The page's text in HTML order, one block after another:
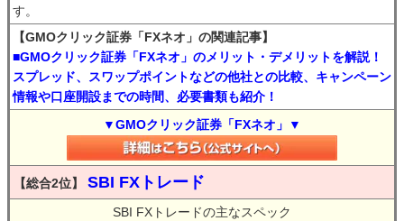
す。
【GMOクリック証券「FXネオ」の関連記事】
■GMOクリック証券「FXネオ」のメリット・デメリットを解説！
スプレッド、スワップポイントなどの他社との比較、キャンペーン
情報や口座開設までの時間、必要書類も紹介！
▼GMOクリック証券「FXネオ」▼
【総合2位】 SBI FXトレード
SBI FXトレードの主なスペック